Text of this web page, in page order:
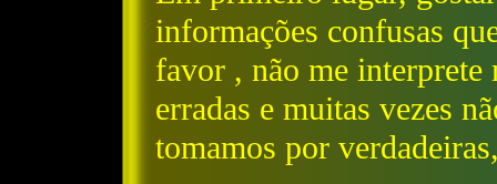
informações confusas
favor , não me interprete
erradas e muitas vezes
tomamos por